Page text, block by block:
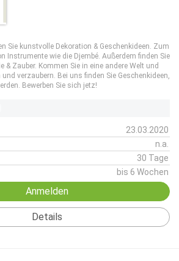
Sie kunstvolle Dekoration & Geschenkideen. Zum
Instrumente wie die Djembé. Außerdem finden Sie
& Zauber. Kommen Sie in eine andere Welt und
verzaubern. Bei uns finden Sie Geschenkideen,
Bewerben Sie sich jetz!
23.03.2020
n.a.
30 Tage
bis 6 Wochen
Anmelden
Details